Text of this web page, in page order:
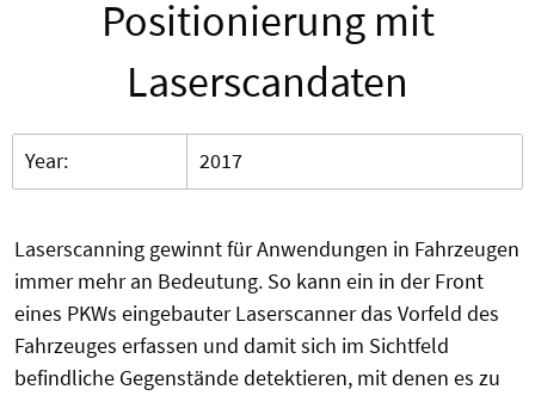
Positionierung mit
Laserscandaten
Year: 2017
Laserscanning gewinnt für Anwendungen in Fahrzeugen
immer mehr an Bedeutung. So kann ein in der Front
eines PKWs eingebauter Laserscanner das Vorfeld des
Fahrzeuges erfassen und damit sich im Sichtfeld
befindliche Gegenstände detektieren, mit denen es zu